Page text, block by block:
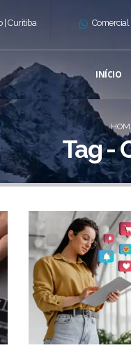
| Curitiba Comercial
INÍCIO
Tag -